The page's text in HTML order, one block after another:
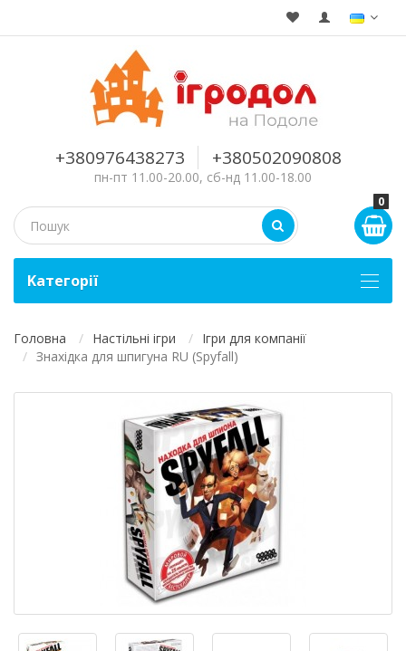
+380976438273 +380502090808
пн-пт 11.00-20.00, сб-нд 11.00-18.00
0
Kатегорії
Головна Настільні ігри
Ігри для компанії
Знахідка для шпигуна RU (Spyfall)